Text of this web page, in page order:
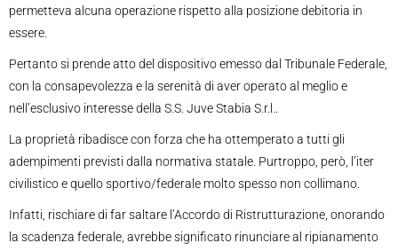
permetteva alcuna operazione rispetto alla posizione debitoria in
essere.
Pertanto si prende atto del dispositivo emesso dal Tribunale Federale,
con la consapevolezza e la serenità di aver operato al meglio e
nell’esclusivo interesse della S.S. Juve Stabia S.r.l..
La proprietà ribadisce con forza che ha ottemperato a tutti gli
adempimenti previsti dalla normativa statale. Purtroppo, però, l’iter
civilistico e quello sportivo/federale molto spesso non collimano.
Infatti, rischiare di far saltare l’Accordo di Ristrutturazione, onorando
la scadenza federale, avrebbe significato rinunciare al ripianamento